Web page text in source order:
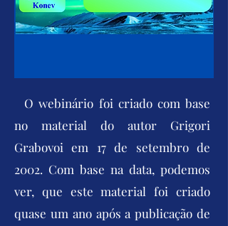
O webinário foi criado com base
no material do autor Grigori
Grabovoi em 17 de setembro de
2002. Com base na data, podemos
ver, que este material foi criado
quase um ano após a publicação de